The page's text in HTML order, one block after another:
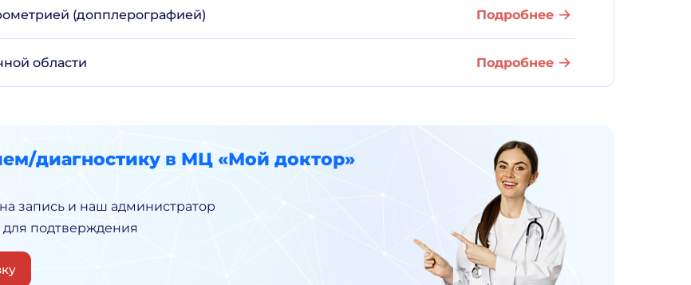
(допплерографией) Подробнее
области Подробнее
диагностику в МЦ «Мой доктор»
запись и наш администратор
подтверждения